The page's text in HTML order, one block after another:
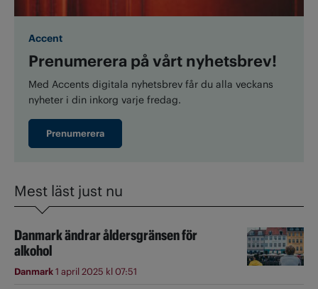
Accent
Prenumerera på vårt nyhetsbrev!
Med Accents digitala nyhetsbrev får du alla veckans
nyheter i din inkorg varje fredag.
Prenumerera
Mest läst just nu
Danmark ändrar åldersgränsen för
alkohol
Danmark1 april 2025 kl 07:51